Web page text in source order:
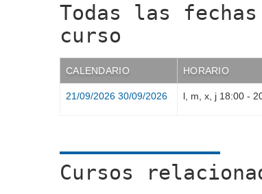
Todas las
curso
CALENDARIO HORARIO
21/09/2026 30/09/2026 l, m, x, j 18:00 -
Cursos